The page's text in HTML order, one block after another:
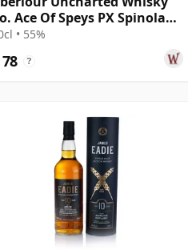
Ace Of Speys PX Spinola
2014 11 jaar oud
• 55%
?